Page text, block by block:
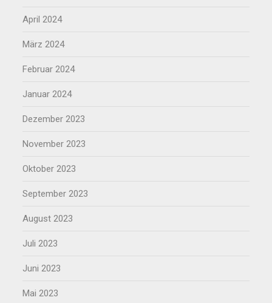
April 2024
März 2024
Februar 2024
Januar 2024
Dezember 2023
November 2023
Oktober 2023
September 2023
August 2023
Juli 2023
Juni 2023
Mai 2023